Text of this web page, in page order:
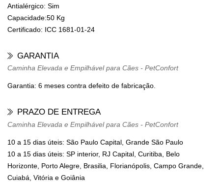
Antialérgico: Sim
Capacidade:50 Kg
Certificado: ICC 1681-01-24
GARANTIA
Caminha Elevada e Empilhável para Cães - PetConfort
Garantia: 6 meses contra defeito de fabricação.
PRAZO DE ENTREGA
Caminha Elevada e Empilhável para Cães - PetConfort
10 a 15 dias úteis: São Paulo Capital, Grande São Paulo
10 a 15 dias úteis: SP interior, RJ Capital, Curitiba, Belo
Horizonte, Porto Alegre, Brasilia, Florianópolis, Campo Grande,
Cuiabá, Vitória e Goiânia